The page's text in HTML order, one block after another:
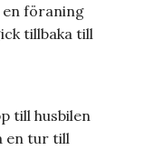
föraning
tillbaka till
till husbilen
en tur till